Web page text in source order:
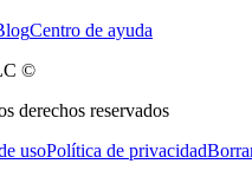
Centro de ayuda
©
derechos reservados
usoPolítica de privacidad